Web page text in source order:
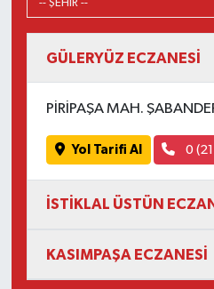
GÜLERYÜZ ECZANESİ
PİRİPAŞA MAH.
Yol Tarifi Al 0
İSTİKLAL ÜSTÜN
KASIMPAŞA ECZANESİ